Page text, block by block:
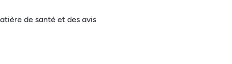
de santé et des avis